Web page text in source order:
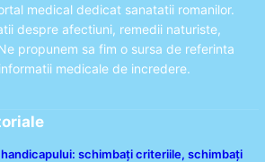
medical dedicat sanatatii romanilor.
despre afectiuni, remedii naturiste,
propunem sa fim o sursa de referinta
medicale de incredere.
handicapului: schimbați criteriile, schimbați